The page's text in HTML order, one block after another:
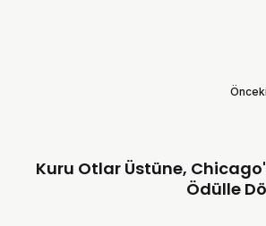
Kuru Otlar Üstüne,
Ödülle